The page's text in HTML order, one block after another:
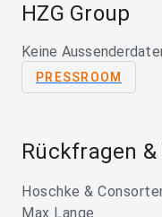
HZG Group
Keine
PRESSROOM
Rückfragen
Hoschke &
Max Lange